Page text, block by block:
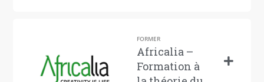
FORMER
Africalia –
Formation à